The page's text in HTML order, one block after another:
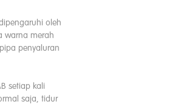
oleh
warna merah
penyaluran
setiap kali
saja, tidur